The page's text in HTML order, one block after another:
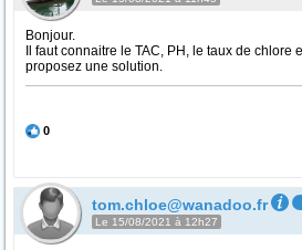
Bonjour.
Il faut connaitre le TAC, PH, le taux de chlore
proposez une solution.
0
tom.chloe@wanadoo.fr
Le 15/08/2021 à 12h27